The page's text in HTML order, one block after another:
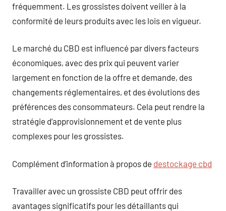
fréquemment. Les grossistes doivent veiller à la
conformité de leurs produits avec les lois en vigueur.
Le marché du CBD est influencé par divers facteurs
économiques, avec des prix qui peuvent varier
largement en fonction de la offre et demande, des
changements réglementaires, et des évolutions des
préférences des consommateurs. Cela peut rendre la
stratégie d’approvisionnement et de vente plus
complexes pour les grossistes.
Complément d’information à propos de destockage cbd
Travailler avec un grossiste CBD peut offrir des
avantages significatifs pour les détaillants qui